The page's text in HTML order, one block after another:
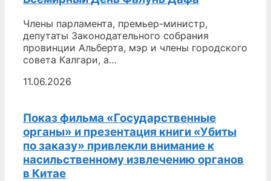
Члены парламента, премьер-министр,
депутаты Законодательного собрания
провинции Альберта, мэр и члены городского
совета Калгари, а…
11.06.2026
Показ фильма «Государственные
органы» и презентация книги «Убиты
по заказу» привлекли внимание к
насильственному извлечению органов
в Китае